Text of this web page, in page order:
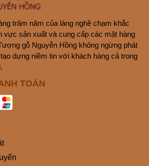
trăm năm của làng nghề chạm khắc
vực sản xuất và cung cấp các mặt hàng
gỗ Nguyễn Hồng không ngừng phát
dựng niềm tin với khách hàng cả trong
TOÁN